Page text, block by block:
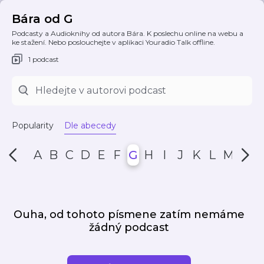
Bára od G
Podcasty a Audioknihy od autora Bára. K poslechu online na webu a
ke stažení. Nebo poslouchejte v aplikaci Youradio Talk offline.
1 podcast
Popularity Dle abecedy
A B C D E F G H I J K L M N
Ouha, od tohoto písmene zatím nemáme
žádný podcast